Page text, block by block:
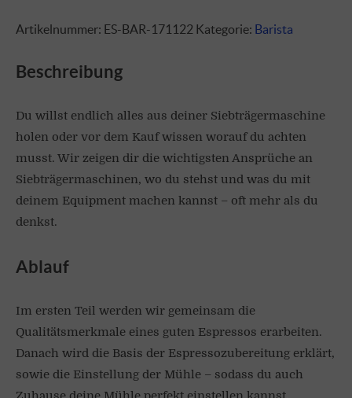
Artikelnummer: ES-BAR-171122 Kategorie: Barista
Beschreibung
Du willst endlich alles aus deiner Siebträgermaschine
holen oder vor dem Kauf wissen worauf du achten
musst. Wir zeigen dir die wichtigsten Ansprüche an
Siebträgermaschinen, wo du stehst und was du mit
deinem Equipment machen kannst – oft mehr als du
denkst.
Ablauf
Im ersten Teil werden wir gemeinsam die
Qualitätsmerkmale eines guten Espressos erarbeiten.
Danach wird die Basis der Espressozubereitung erklärt,
sowie die Einstellung der Mühle – sodass du auch